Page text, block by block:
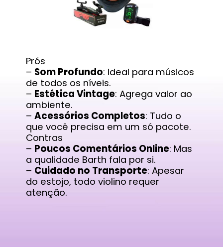
Prós
– Som Profundo: Ideal para músicos
de todos os níveis.
– Estética Vintage: Agrega valor ao
ambiente.
–Acessórios Completos: Tudo o
que você precisa em um só pacote.
Contras
– Poucos Comentários Online: Mas
a qualidade Barth fala por si.
– Cuidado no Transporte: Apesar
do estojo, todo violino requer
atenção.